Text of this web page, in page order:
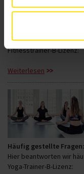
Häufig gestellte
Hier beantworten wir
Fitnesstrainer-B-Lizenz:
Weiterlesen
Häufig gestellte
Hier beantworten wir
Yoga-Trainer-B-Lizenz: